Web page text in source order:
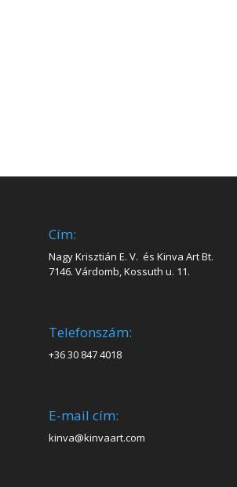
Cím:
Nagy Krisztián E. V. és Kinva Art Bt.
7146. Várdomb, Kossuth u. 11.
Telefonszám:
+36 30 847 4018
E-mail cím:
kinva@kinvaart.com